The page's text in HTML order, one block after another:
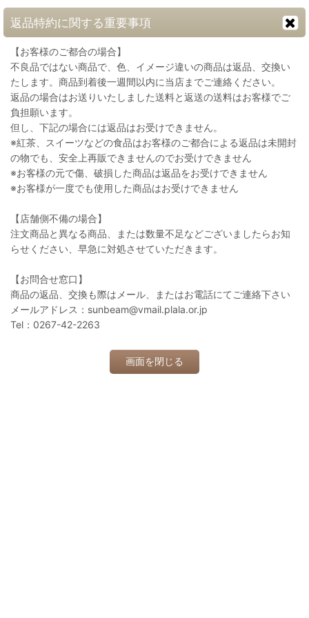
返品特約に関する重要事項
【お客様のご都合の場合】
不良品ではない商品で、色、イメージ違いの商品は返品、交換い
たします。商品到着後一週間以内に当店までご連絡ください。
返品の場合はお送りいたしました送料と返送の送料はお客様でご
負担願います。
但し、下記の場合には返品はお受けできません。
※紅茶、スイーツなどの食品はお客様のご都合による返品は未開封
の物でも、安全上再販できませんのでお受けできません
※お客様の元で傷、破損した商品は返品をお受けできません
※お客様が一度でも使用した商品はお受けできません
【店舗側不備の場合】
注文商品と異なる商品、または数量不足などございましたらお知
らせください、早急に対処させていただきます。
【お問合せ窓口】
商品の返品、交換も際はメール、またはお電話にてご連絡下さい
メールアドレス：sunbeam@vmail.plala.or.jp
Tel：0267-42-2263
画面を閉じる